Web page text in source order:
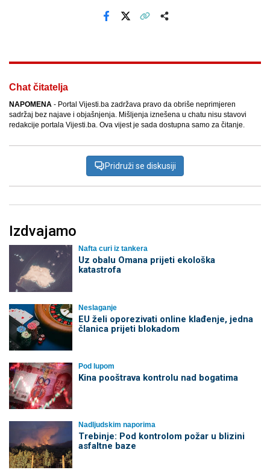
Chat čitatelja
NAPOMENA - Portal Vijesti.ba zadržava pravo da obriše neprimjeren
sadržaj bez najave i objašnjenja. Mišljenja iznešena u chatu nisu stavovi
redakcije portala Vijesti.ba. Ova vijest je sada dostupna samo za čitanje.
Pridruži se diskusiji
Izdvajamo
Nafta curi iz tankera
Uz obalu Omana prijeti ekološka
katastrofa
Neslaganje
EU želi oporezivati online klađenje, jedna
članica prijeti blokadom
Pod lupom
Kina pooštrava kontrolu nad bogatima
Nadljudskim naporima
Trebinje: Pod kontrolom požar u blizini
asfaltne baze